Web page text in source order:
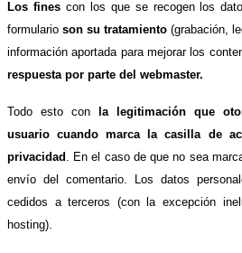
Los finescon los que se recogen los
formularioson su tratamiento (grabación,
información aportada para mejorar los
respuesta por parte del webmaster.
Todo esto con
la legitimación que
usuario cuando marca la casilla de
privacidad
. En el caso de que no sea
envío del comentario. Los datos
cedidos a terceros (con la excepción
hosting).